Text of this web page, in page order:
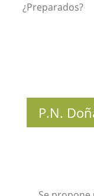
¿Preparados?
P.N.